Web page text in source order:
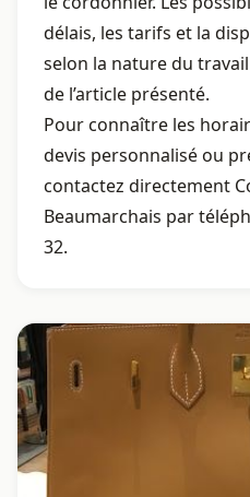
délais, les tarifs et la
selon la nature du
de l’article présenté.
Pour connaître les
devis personnalisé ou
contactez directement
Beaumarchais par
32.